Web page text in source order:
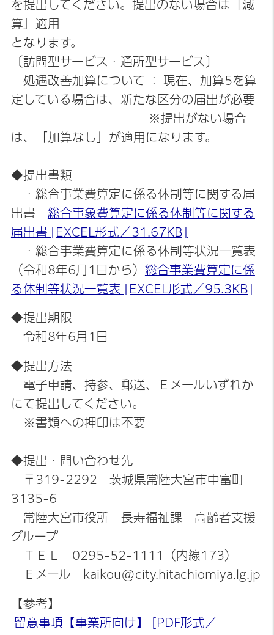
を提出してください。提出のない場合は「減
算」適用
となります。
〔訪問型サービス・通所型サービス〕
処遇改善加算について ： 現在、加算5を算
定している場合は、新たな区分の届出が必要
※提出がない場合
は、「加算なし」が適用になります。
◆提出書類
・総合事業費算定に係る体制等に関する届
出書 総合事象費算定に係る体制等に関する
届出書 [EXCEL形式／31.67KB]
・総合事業費算定に係る体制等状況一覧表
（令和8年6月1日から） 総合事業費算定に係
る体制等状況一覧表 [EXCEL形式／95.3KB]
◆提出期限
令和8年6月1日
◆提出方法
電子申請、持参、郵送、Ｅメールいずれか
にて提出してください。
※書類への押印は不要
◆提出・問い合わせ先
〒319-2292 茨城県常陸大宮市中富町
3135-6
常陸大宮市役所 長寿福祉課 高齢者支援
グループ
ＴＥＬ 0295-52-1111（内線173）
Ｅメール kaikou@city.hitachiomiya.lg.jp
【参考】
留意事項【事業所向け】 [PDF形式／